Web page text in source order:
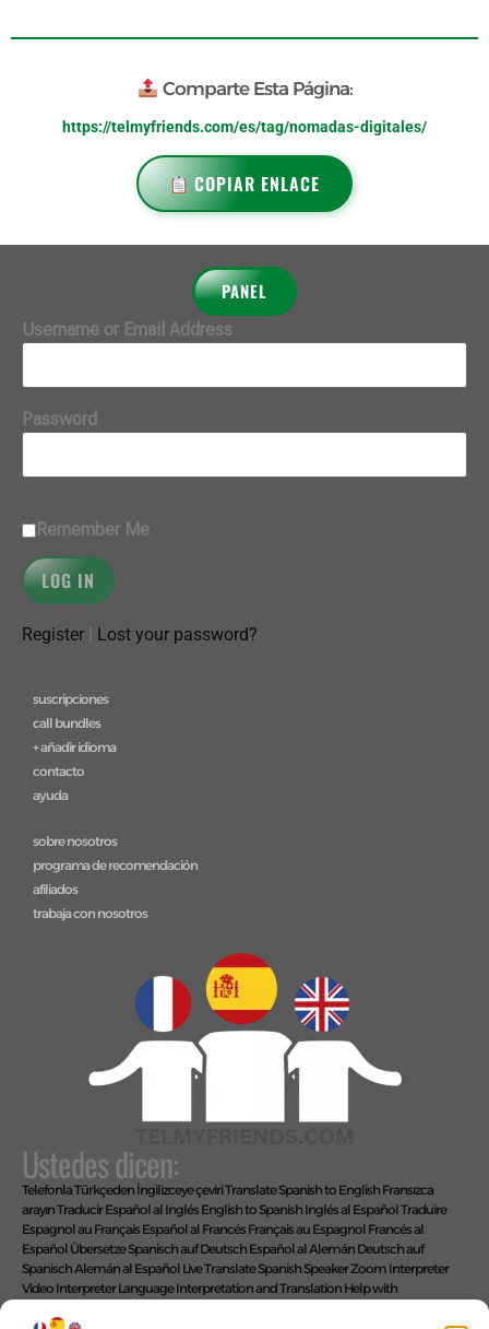
Comparte Esta Página:
https://telmyfriends.com/es/tag/nomadas-digitales/
COPIAR ENLACE
PANEL
Username or Email Address
Password
Remember Me
Register Lost your password?
suscripciones
call bundles
+ añadir idioma
contacto
ayuda
sobre nosotros
programa de recomendación
afiliados
trabaja con nosotros
Ustedes dicen:
Telefonla Türkçeden İngilizceye çeviriTranslate Spanish to English Fransızca
arayınTraducir Español al Inglés English to Spanish Inglés al EspañolTraduire
Espagnol au Français Español al Francés Français au Espagnol Francés al
Español Übersetze Spanisch auf Deutsch Español al Alemán Deutsch auf
SpanischAlemán al Español Live Translate Spanish Speaker Zoom Interpreter
Video Interpreter Language Interpretation and Translation Help with